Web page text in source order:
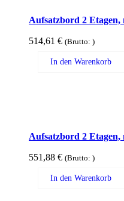
Aufsatzbord 2
514,61 € (Brutto: )
In den Warenkorb
Aufsatzbord 2
551,88 € (Brutto: )
In den Warenkorb